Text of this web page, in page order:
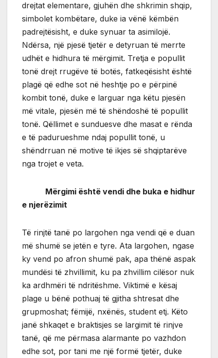
drejtat elementare, gjuhën dhe shkrimin shqip,
simbolet kombëtare, duke ia vënë këmbën
padrejtësisht, e duke synuar ta asimilojë.
Ndërsa, një pjesë tjetër e detyruan të merrte
udhët e hidhura të mërgimit. Tretja e popullit
tonë drejt rrugëve të botës, fatkeqësisht është
plagë që edhe sot në heshtje po e përpinë
kombit tonë, duke e larguar nga këtu pjesën
më vitale, pjesën më të shëndoshë të popullit
tonë. Qëllimet e sunduesve dhe masat e rënda
e të padurueshme ndaj popullit tonë, u
shëndrruan në motive të ikjes së shqiptarëve
nga trojet e veta.
Mërgimi është vendi dhe buka e hidhur
e njerëzimit
Të rinjtë tanë po largohen nga vendi që e duan
më shumë se jetën e tyre. Ata largohen, ngase
ky vend po afron shumë pak, apa thënë aspak
mundësi të zhvillimit, ku pa zhvillim cilësor nuk
ka ardhmëri të ndritëshme. Viktimë e kësaj
plage u bënë pothuaj të gjitha shtresat dhe
grupmoshat; fëmijë, nxënës, student etj. Këto
janë shkaqet e braktisjes se largimit të rinjve
tanë, që me përmasa alarmante po vazhdon
edhe sot, por tani me një formë tjetër, duke